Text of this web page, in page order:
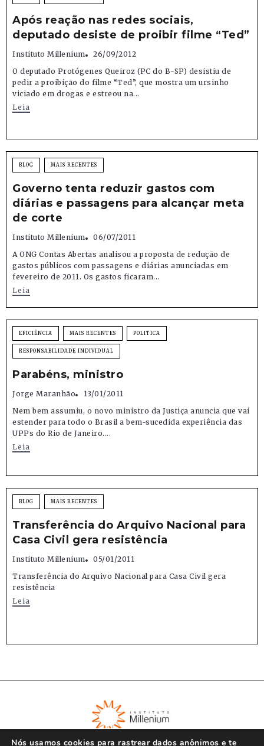
Após reação nas redes sociais,
deputado desiste de proibir filme “Ted”
Instituto Millenium
26/09/2012
O deputado Protógenes Queiroz (PC do B-SP) desistiu de
pedir a proibição do filme “Ted”, que mostra um ursinho
viciado em drogas e estreou na...
Leia
BLOG MAIS RECENTES
Governo tenta reduzir gastos com
diárias e passagens para alcançar meta
de corte
Instituto Millenium
06/07/2011
A ONG Contas Abertas analisou a proposta de redução de
gastos públicos com passagens e diárias anunciadas em
fevereiro de 2011. Os gastos ficaram...
Leia
EFICIÊNCIA MAIS RECENTES POLITICA
RESPONSABILIDADE INDIVIDUAL
Parabéns, ministro
Jorge Maranhão
13/01/2011
Nem bem assumiu, o novo ministro da Justiça anuncia que vai
estender para todo o Brasil a bem-sucedida experiência das
UPPs do Rio de Janeiro....
Leia
BLOG MAIS RECENTES
Transferência do Arquivo Nacional para
Casa Civil gera resistência
Instituto Millenium
05/01/2011
Transferência do Arquivo Nacional para Casa Civil gera
resistência
Leia
Nós usamos cookies para rastrear dados anônimos e te